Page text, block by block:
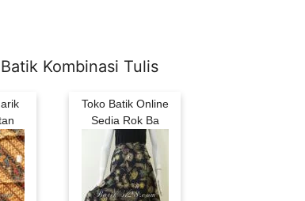
Kombinasi Tulis
Toko Batik Online
Sedia Rok Ba